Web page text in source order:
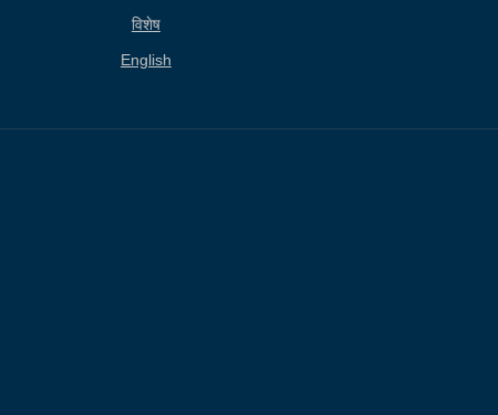
विशेष
English